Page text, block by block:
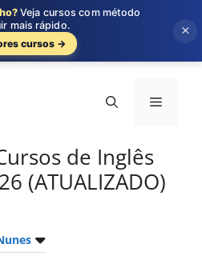
Menu
de Inglês
(ATUALIZADO)
Veja cursos com método
mais rápido.
cursos →
×